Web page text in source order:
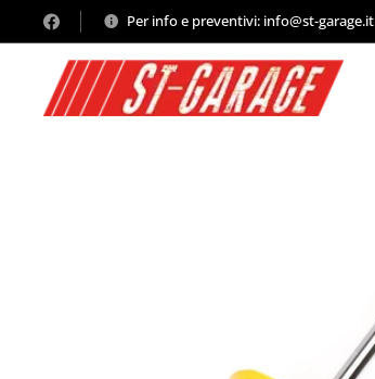
Per info e preventivi: info@st-garage.it